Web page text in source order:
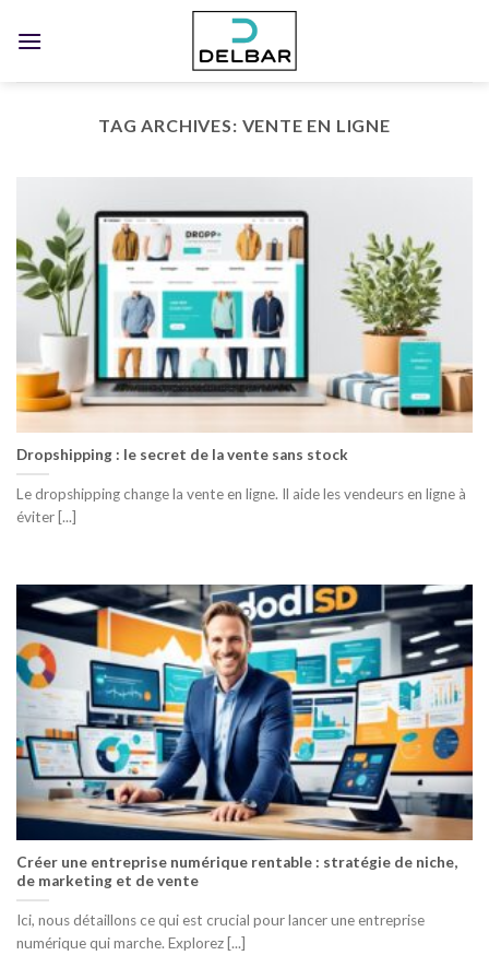
TAG ARCHIVES: VENTE EN LIGNE
Dropshipping : le secret de la vente sans stock
Le dropshipping change la vente en ligne. Il aide les vendeurs en ligne à
éviter [...]
Créer une entreprise numérique rentable : stratégie de niche,
de marketing et de vente
Ici, nous détaillons ce qui est crucial pour lancer une entreprise
numérique qui marche. Explorez [...]